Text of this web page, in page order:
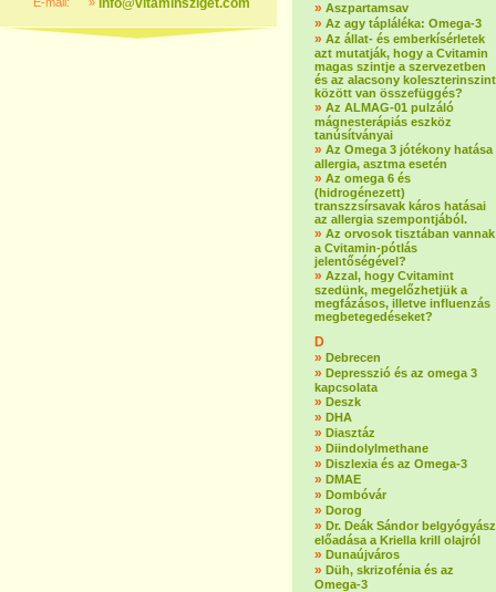
info@vitaminsziget.com » Aszpartamsav
» Az agy tápláléka: Omega-3
» Az állat- és emberkísérletek
azt mutatják, hogy a Cvitamin
magas szintje a szervezetben
és az alacsony koleszterinszint
között van összefüggés?
» Az ALMAG-01 pulzáló
mágnesterápiás eszköz
tanúsítványai
» Az Omega 3 jótékony hatása
allergia, asztma esetén
» Az omega 6 és
(hidrogénezett)
transzzsírsavak káros hatásai
az allergia szempontjából.
» Az orvosok tisztában vannak
a Cvitamin-pótlás
jelentőségével?
» Azzal, hogy Cvitamint
szedünk, megelőzhetjük a
megfázásos, illetve influenzás
megbetegedéseket?
D
» Debrecen
» Depresszió és az omega 3
kapcsolata
» Deszk
» DHA
» Diasztáz
» Diindolylmethane
» Diszlexia és az Omega-3
» DMAE
» Dombóvár
» Dorog
» Dr. Deák Sándor belgyógyász
előadása a Kriella krill olajról
» Dunaújváros
» Düh, skrizofénia és az
Omega-3